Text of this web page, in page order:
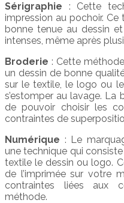
Sérigraphie : Cette
impression au pochoir.
bonne tenue au dessin
intenses, même après
Broderie : Cette
un dessin de bonne
sur le textile, le logo ou
s’estomper au lavage. La
de pouvoir choisir les
contraintes de
Numérique : Le
une technique qui
textile le dessin ou logo.
de l’imprimée sur votre
contraintes liées aux
méthode.